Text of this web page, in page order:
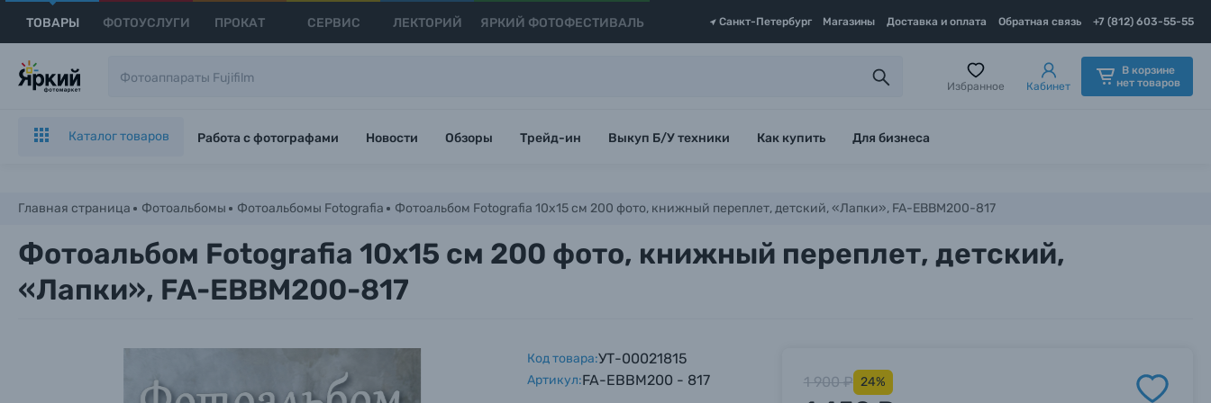
ТОВАРЫ ФОТОУСЛУГИ ПРОКАТ СЕРВИС ЛЕКТОРИЙ ЯРКИЙ ФОТОФЕСТИВАЛЬ Санкт-Петербург Магазины Доставка и оплата Обратная связь +7 (812) 603-55-55
Избранное Кабинет
В корзине
нет товаров
Каталог товаров Работа с фотографами Новости Обзоры Трейд-ин Выкуп Б/У техники Как купить Для бизнеса
Главная страница Фотоальбомы Фотоальбомы Fotografia Фотоальбом Fotografia 10x15 см 200 фото, книжный переплет, детский, «Лапки», FA-EBBM200-817
Фотоальбом Fotografia 10x15 см 200 фото, книжный переплет, детский,
«Лапки», FA-EBBM200-817
Код товара:УТ-00021815
Артикул:FA-EBBM200 - 817 1 900 ₽ 24%